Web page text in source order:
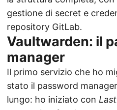
gestione di secret e
repository GitLab.
Vaultwarden: il
manager
Il primo servizio che ho
stato il password
lungo: ho iniziato con